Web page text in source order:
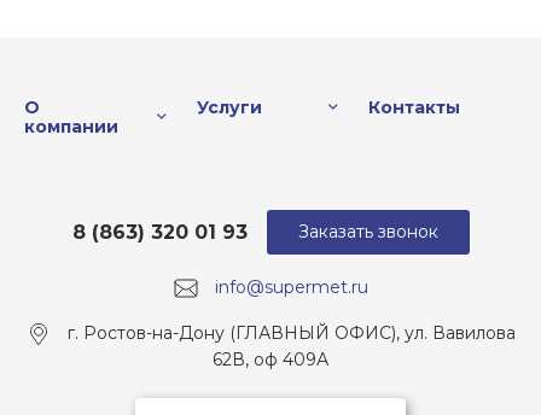
О
компании
Услуги Контакты
info@supermet.ru
8 (863) 320 01 93
г. Ростов-на-Дону (ГЛАВНЫЙ ОФИС), ул. Вавилова
62В, оф 409А
Заказать звонок